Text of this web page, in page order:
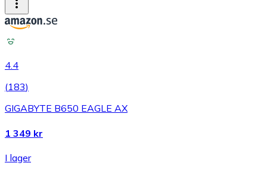
4.4
(183)
GIGABYTE B650 EAGLE AX
1 349 kr
I lager